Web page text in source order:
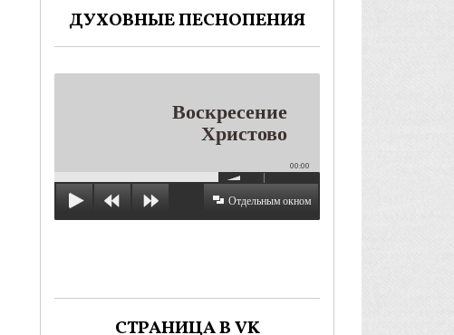
ДУХОВНЫЕ ПЕСНОПЕНИЯ
Воскресение
Христово
00:00
Отдельным окном
СТРАНИЦА В VK